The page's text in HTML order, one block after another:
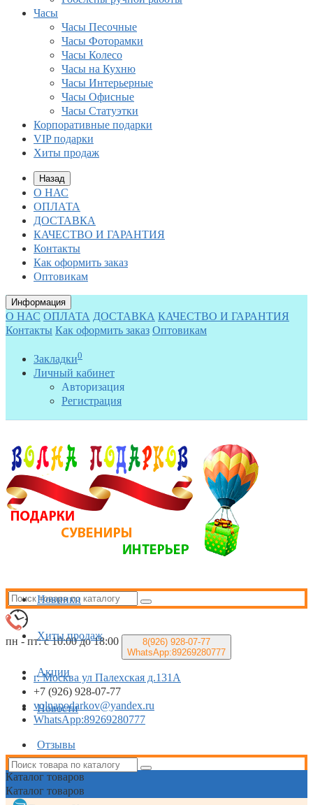
Часы
Часы Песочные
Часы Фоторамки
Часы Колесо
Часы на Кухню
Часы Интерьерные
Часы Офисные
Часы Статуэтки
Корпоративные подарки
VIP подарки
Хиты продаж
Назад
О НАС
ОПЛАТА
ДОСТАВКА
КАЧЕСТВО И ГАРАНТИЯ
Контакты
Как оформить заказ
Оптовикам
Информация
О НАС ОПЛАТА ДОСТАВКА КАЧЕСТВО И ГАРАНТИЯ
Контакты Как оформить заказ Оптовикам
Закладки0
Личный кабинет
Авторизация
Регистрация
пн - пт: с 10:00 до 18:00 8(926) 928-07-77
WhatsApp:89269280777
г. Москва ул Палехская д.131А
+7 (926) 928-07-77
volnapodarkov@yandex.ru
WhatsApp:89269280777
Новинки
Хиты продаж
Акции
Новости
Отзывы
Каталог товаров
Каталог товаров